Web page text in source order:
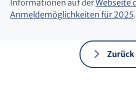
Informationen auf derWebseite
Anmeldemöglichkeiten für 2025.
Zurück